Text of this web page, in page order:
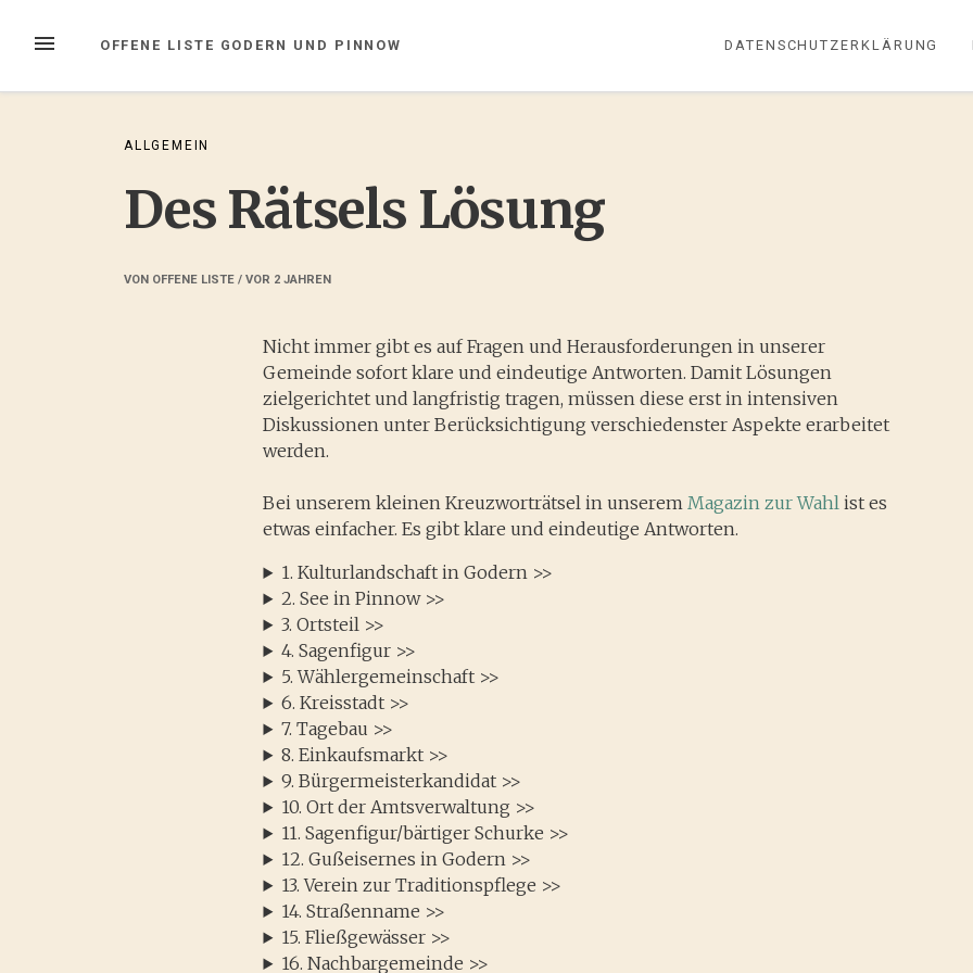
InhaltMENÜ OFFENE LISTE GODERN UND PINNOW DATENSCHUTZERKLÄRUNG
ALLGEMEIN
Des Rätsels Lösung
VON OFFENE LISTE / VOR 2 JAHREN
Nicht immer gibt es auf Fragen und Herausforderungen in unserer
Gemeinde sofort klare und eindeutige Antworten. Damit Lösungen
zielgerichtet und langfristig tragen, müssen diese erst in intensiven
Diskussionen unter Berücksichtigung verschiedenster Aspekte erarbeitet
werden.
Bei unserem kleinen Kreuzworträtsel in unseremMagazin zur Wahl ist es
etwas einfacher. Es gibt klare und eindeutige Antworten.
1. Kulturlandschaft in Godern >>
2. See in Pinnow >>
3. Ortsteil >>
4. Sagenfigur >>
5. Wählergemeinschaft >>
6. Kreisstadt >>
7. Tagebau >>
8. Einkaufsmarkt >>
9. Bürgermeisterkandidat >>
10. Ort der Amtsverwaltung >>
11. Sagenfigur/bärtiger Schurke >>
12. Gußeisernes in Godern >>
13. Verein zur Traditionspflege >>
14. Straßenname >>
15. Fließgewässer >>
16. Nachbargemeinde >>